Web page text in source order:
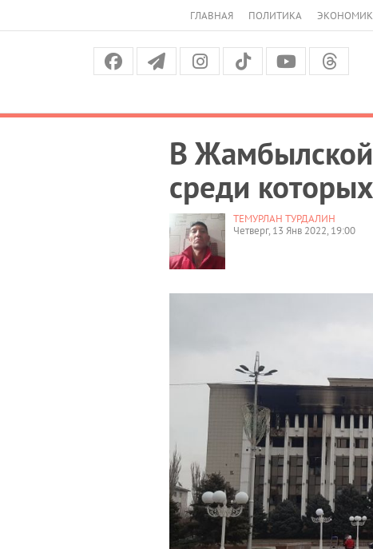
ГЛАВНАЯ ПОЛИТИКА
В
среди
ТЕМУРЛАН ТУРДАЛИН
Четверг, 13 Янв 2022, 19:00